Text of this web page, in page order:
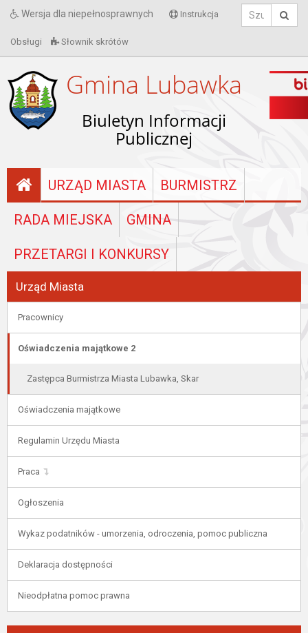
Wersja dla niepełnosprawnych Instrukcja
Obsługi Słownik skrótów
Gmina Lubawka
Biuletyn Informacji
Publicznej
URZĄD MIASTA BURMISTRZ
RADA MIEJSKA GMINA
PRZETARGI I KONKURSY
Urząd Miasta
Pracownicy
Oświadczenia majątkowe 2
Zastępca Burmistrza Miasta Lubawka, Skar
Oświadczenia majątkowe
Regulamin Urzędu Miasta
Praca
Ogłoszenia
Wykaz podatników - umorzenia, odroczenia, pomoc publiczna
Deklaracja dostępności
Nieodpłatna pomoc prawna